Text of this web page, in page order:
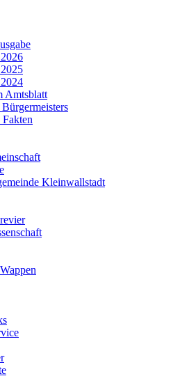
Amtsblatt
Kleinwallstadt